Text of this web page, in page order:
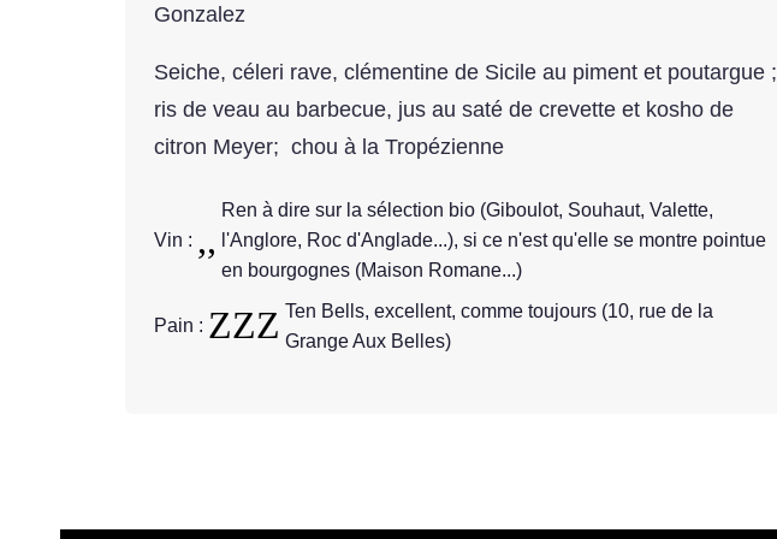
Gonzalez
Seiche, céleri rave, clémentine de Sicile au piment et poutargue ;
ris de veau au barbecue, jus au saté de crevette et kosho de
citron Meyer; chou à la Tropézienne
Vin :
Ren à dire sur la sélection bio (Giboulot, Souhaut, Valette,
l'Anglore, Roc d'Anglade...), si ce n'est qu'elle se montre pointue
en bourgognes (Maison Romane...)
Pain :
Ten Bells, excellent, comme toujours (10, rue de la
Grange Aux Belles)